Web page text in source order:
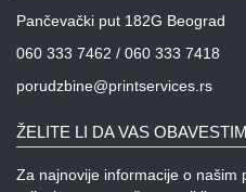
Pančevački put 182G Beograd
060 333 7462 / 060 333 7418
porudzbine@printservices.rs
ŽELITE LI DA VAS
Za najnovije informacije o našim